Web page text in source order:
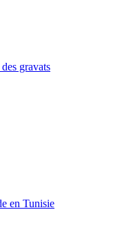
gravats
en Tunisie